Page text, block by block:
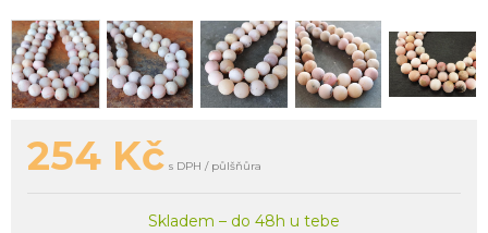
254 Kč s DPH / půlšňůra
Skladem – do 48h u tebe